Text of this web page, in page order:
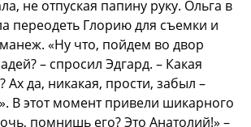
не отпуская папину руку. Ольга в
переодеть Глорию для съемки и
«Ну что, пойдем во двор
– спросил Эдгард. – Какая
Ах да, никакая, прости, забыл –
В этот момент привели шикарного
помнишь его? Это Анатолий!» –